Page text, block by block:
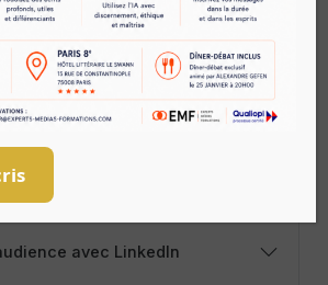
demarche « employee
ses collaborateurs sur les
histoire (le Storytelling)
avec LinkedIn